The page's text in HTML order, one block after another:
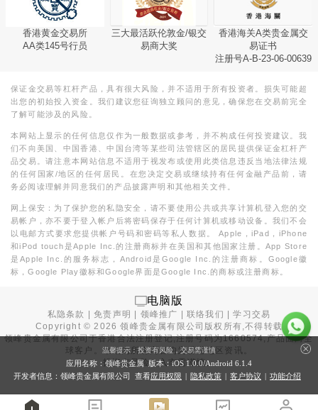
香港黄金交易所
AA类145号行员
三大最活跃伦敦金/银交
易商大奖
香港海关A类贵金属交
易证书
注册号A-B-23-06-00639
保证金交易等杠杆产品，具有很大风险，并不适用于所有投资者。损失可能超
出您的初始投入资金。我们建议您征询独立顾问的意见，确保您在交易前完全
了解可能涉及的风险。
本网站上显示的任何信息仅作为一般数据或参考，并不构成任何投资建议。我
们不向美国、中国香港、中国台湾等某些司法管辖区的居民提供保证金杠杆产
品交易。请注意本网站信息不适用于视发布或使用此类信息违反当地法律法规
的任何国家/地区的任何居民。在您决定交易或继续持有任何金融产品前，请
务必阅读理解并同意我们的产品披露声明和其他相关文件。
网上保安：为了保护您的私隐安全，请不要使用公共或共享计算机登入您的交
易帐户，亦不要于登入帐户后将密码保存于任何计算机或移动设备。我们不会
以电邮方式要求您提供帐户号码和密码等私人数据。 Apple，iPad，iPhone
和iPod touch是Apple Inc.的注册商标并在美国和其他国家注册。App Store
是Apple Inc.的服务标志，Android是Google Inc.的注册商标。Google徽
标，Google Play徽标和Google界面是Google Inc.的商标或注册商标。
电脑版
私隐条款 |免责声明 领峰推广 |联络我们 |学习交易
Copyright ©2026 领峰贵金属有限公司版权所有,不得转载
领峰贵金属有限公司于香港合法注册登记,注册号码为1660574,产品面向全
球客户。本站内所有内容均为香港地区资讯。
投资有风险，入市需谨慎。
温馨提示：投资有风险，交易需谨慎
应用名称：领峰贵金属 版本：iOS 1.0.0/Android 6.1.4
开发者信息：领峰贵金属有限公司 查看应用权限 | 隐私政策 | 客户协议 | 功能介绍